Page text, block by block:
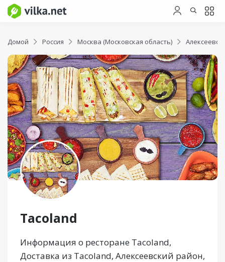
Домой Россия Москва (Московская область)
Tacoland
Информация о ресторане Tacoland,
Доставка из Tacoland, Алексеевский район,